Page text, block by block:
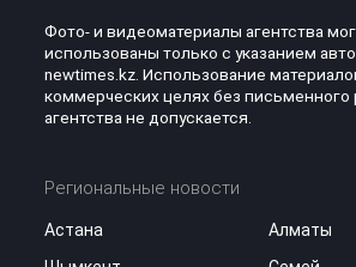
Фото- и видеоматериалы агентства
использованы только с указанием
newtimes.kz. Использование
коммерческих целях без письменного
агентства не допускается.
Региональные новости
Астана
Алматы